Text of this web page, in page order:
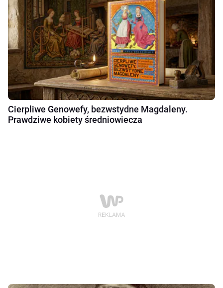
Cierpliwe Genowefy, bezwstydne Magdaleny.
Prawdziwe kobiety średniowiecza